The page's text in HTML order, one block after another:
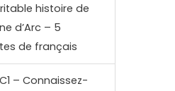
histoire de
d’Arc – 5
de français
– Connaissez-